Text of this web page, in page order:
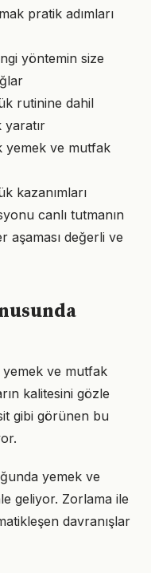
pratik adımları
yöntemin size
rutinine dahil
yemek ve mutfak
kazanımları
canlı tutmanın
aşaması değerli ve
ve mutfak
kalitesini gözle
gibi görünen bu
yemek ve
geliyor. Zorlama ile
davranışlar